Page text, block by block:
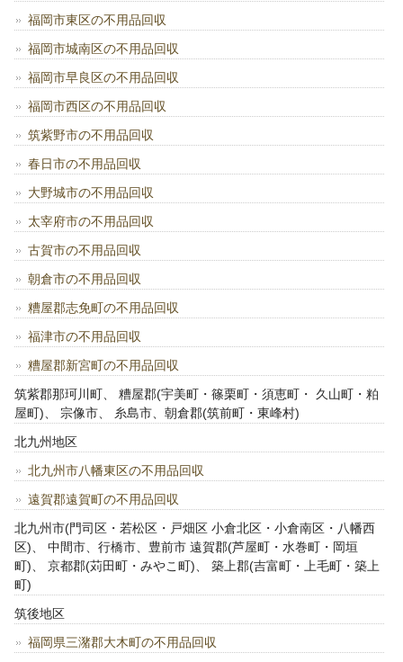
福岡市東区の不用品回収
福岡市城南区の不用品回収
福岡市早良区の不用品回収
福岡市西区の不用品回収
筑紫野市の不用品回収
春日市の不用品回収
大野城市の不用品回収
太宰府市の不用品回収
古賀市の不用品回収
朝倉市の不用品回収
糟屋郡志免町の不用品回収
福津市の不用品回収
糟屋郡新宮町の不用品回収
筑紫郡那珂川町、 糟屋郡(宇美町・篠栗町・須恵町・ 久山町・粕
屋町)、 宗像市、 糸島市、朝倉郡(筑前町・東峰村)
北九州地区
北九州市八幡東区の不用品回収
遠賀郡遠賀町の不用品回収
北九州市(門司区・若松区・戸畑区 小倉北区・小倉南区・八幡西
区)、 中間市、行橋市、豊前市 遠賀郡(芦屋町・水巻町・岡垣
町)、 京都郡(苅田町・みやこ町)、 築上郡(吉富町・上毛町・築上
町)
筑後地区
福岡県三潴郡大木町の不用品回収